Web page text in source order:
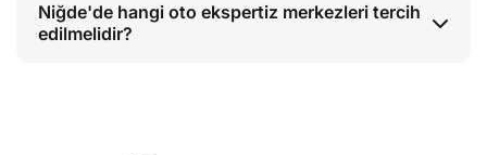
Niğde'de hangi oto ekspertiz merkezleri tercih
edilmelidir?